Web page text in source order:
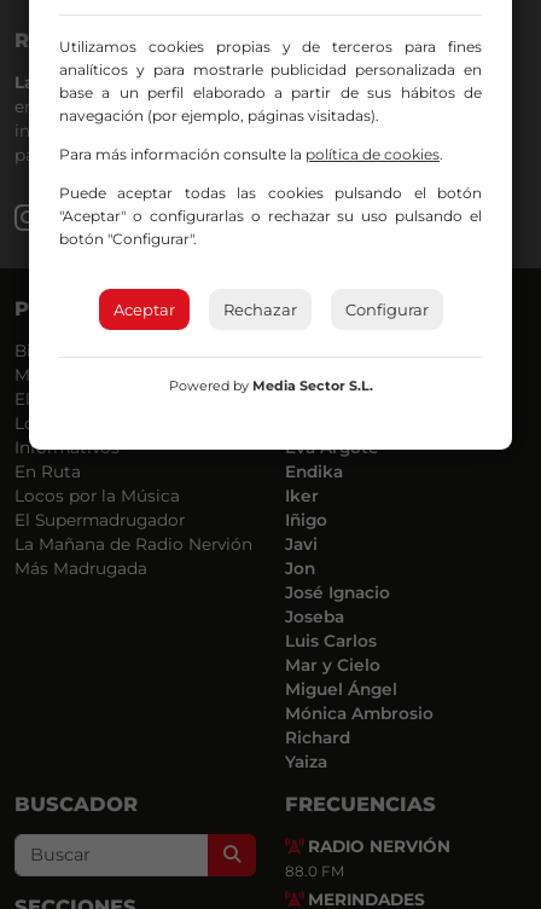
RADIO NERVIÓN
La Gran Familia desde hace 40 años en la
emisora de Bilbao para todos los públicos, con Más Música,
información a menos cinco, deportes, tráfico y la
participación de los oyentes.
PROGRAMAS
Bilbosport
Más Música
El Madrugador
Lo Más Nuevo
Informativos
En Ruta
Locos por la Música
El Supermadrugador
La Mañana de Radio Nervión
Más Madrugada
VOCES
Eva Argote
Endika
Iker
Iñigo
Javi
Jon
José Ignacio
Joseba
Luis Carlos
Mar y Cielo
Miguel Ángel
Mónica Ambrosio
Richard
Yaiza
BUSCADOR
Search
FRECUENCIAS
RADIO NERVIÓN
88.0 FM
MERINDADES
Utilizamos cookies propias y de terceros para fines
analíticos y para mostrarle publicidad personalizada en
base a un perfil elaborado a partir de sus hábitos de
navegación (por ejemplo, páginas visitadas).
Para más información consulte la política de cookies.
Puede aceptar todas las cookies pulsando el botón
"Aceptar" o configurarlas o rechazar su uso pulsando el
botón "Configurar".
Aceptar Rechazar Configurar
Powered by Media Sector S.L.